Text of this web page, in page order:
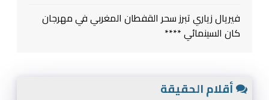
فيريال زياري تبرز سحر القفطان المغربي في مهرجان
كان السينمائي ****
أقلام الحقيقة